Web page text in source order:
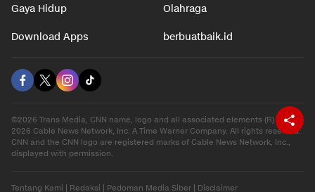
Gaya Hidup Olahraga
Download Apps berbuatbaik.id
©2026 Trans Media, CNN name, logo and all associated elements (R) and ©
2026 Cable News Network, Inc. A Time Warner Company. All rights reserved.
CNN and the CNN logo are registered marks of Cable News Network, Inc.,
displayed with permission.
Tentang Kami | Redaksi | Pedoman Media Siber | Disclaimer